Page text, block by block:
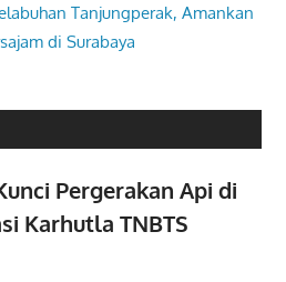
Tanjungperak, Amankan
di Surabaya
Pergerakan Api di
Karhutla TNBTS